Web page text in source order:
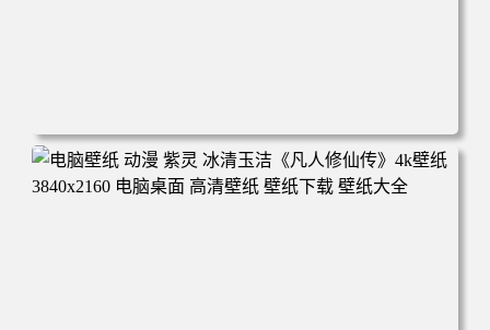
电脑壁纸 动漫 凡人修仙传 韩立 结婴 4k壁纸 3840x2160 电
脑桌面 高清壁纸 壁纸下载 壁纸大全